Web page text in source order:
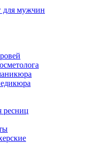
для мужчин
ресниц